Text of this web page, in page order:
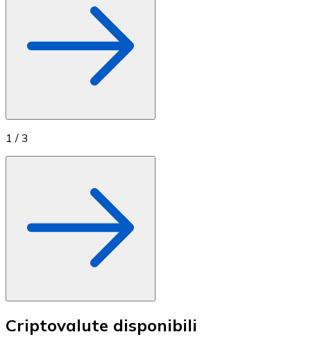
1 / 3
Criptovalute disponibili